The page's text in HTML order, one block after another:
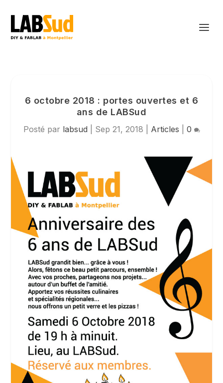
6 octobre 2018 : portes ouvertes et 6
ans de LABSud
Posté par labsud Sep 21, 2018 Articles 0